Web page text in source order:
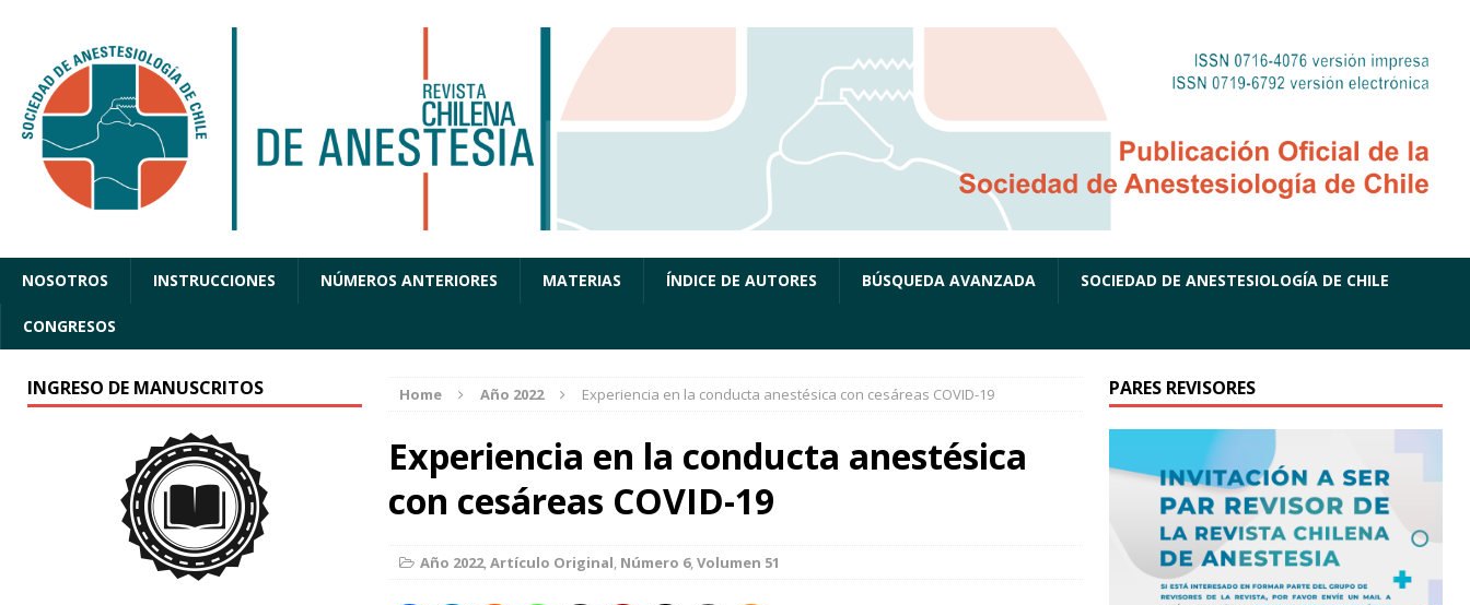
NOSOTROS INSTRUCCIONES NÚMEROS ANTERIORES MATERIAS ÍNDICE DE AUTORES BÚSQUEDA AVANZADA SOCIEDAD DE ANESTESIOLOGÍA DE CHILE
CONGRESOS
Home Año 2022 Experiencia en la conducta anestésica con cesáreas COVID-19
Experiencia en la conducta anestésica
con cesáreas COVID-19
Año 2022,Artículo Original, Número 6,Volumen 51
INGRESO DE MANUSCRITOS PARES REVISORES